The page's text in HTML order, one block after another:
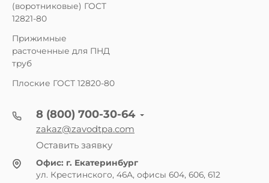
(воротниковые) ГОСТ
12821-80
Прижимные
расточенные для ПНД
труб
Плоские ГОСТ 12820-80
8 (800) 700-30-64
zakaz@zavodtpa.com
Оставить заявку
Офис: г. Екатеринбург
ул. Крестинского, 46А, офисы 604, 606, 612